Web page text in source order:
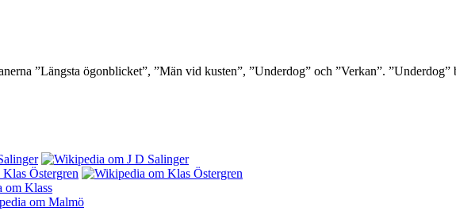
”Längsta ögonblicket”, ”Män vid kusten”, ”Underdog” och ”Verkan”. ”Underdog”